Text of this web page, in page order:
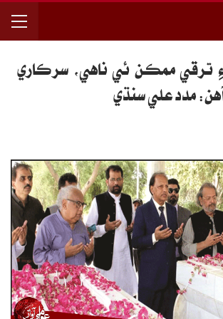
ترقي ممڪن ئي ناهي، سرڪاري
مدد علي سنڌي